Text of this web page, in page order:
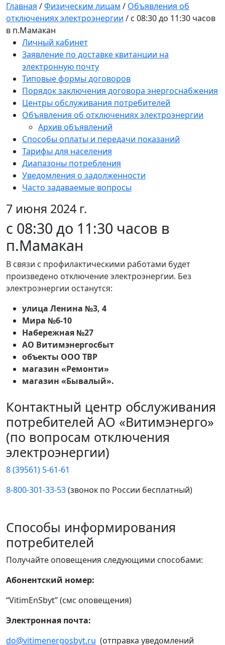
Главная /Физическим лицам / Объявления об
отключениях электроэнергии / с 08:30 до 11:30 часов
в п.Мамакан
Личный кабинет
Заявление по доставке квитанции на
электронную почту
Типовые формы договоров
Порядок заключения договора энергоснабжения
Центры обслуживания потребителей
Объявления об отключениях электроэнергии
Архив объявлений
Способы оплаты и передачи показаний
Тарифы для населения
Диапазоны потребления
Уведомления о задолженности
Часто задаваемые вопросы
7 июня 2024 г.
с 08:30 до 11:30 часов в
п.Мамакан
В связи с профилактическими работами будет
произведено отключение электроэнергии. Без
электроэнергии останутся:
улица Ленина №3, 4
Мира №6-10
Набережная №27
АО Витимэнергосбыт
объекты ООО ТВР
магазин «Ремонти»
магазин «Бывалый».
Контактный центр обслуживания
потребителей АО «Витимэнерго»
(по вопросам отключения
электроэнергии)
8 (39561) 5-61-61
8-800-301-33-53(звонок по России бесплатный)
Способы информирования
потребителей
Получайте оповещения следующими способами:
Абонентский номер:
“VitimEnSbyt” (смс оповещения)
Электронная почта:
do@vitimenergosbyt.ru (отправка уведомлений